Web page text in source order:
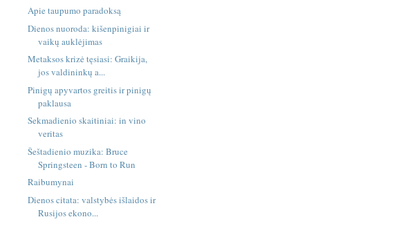
Apie taupumo paradoksą
Dienos nuoroda: kišenpinigiai ir
vaikų auklėjimas
Metaksos krizė tęsiasi: Graikija,
jos valdininkų a...
Pinigų apyvartos greitis ir pinigų
paklausa
Sekmadienio skaitiniai: in vino
veritas
Šeštadienio muzika: Bruce
Springsteen - Born to Run
Raibumynai
Dienos citata: valstybės išlaidos ir
Rusijos ekono...